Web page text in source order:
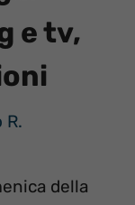
e tv,
R.
della